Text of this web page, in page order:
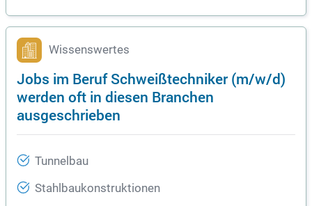
Wissenswertes
Jobs im Beruf Schweißtechniker (m/w/d)
werden oft in diesen Branchen
ausgeschrieben
Tunnelbau
Stahlbaukonstruktionen